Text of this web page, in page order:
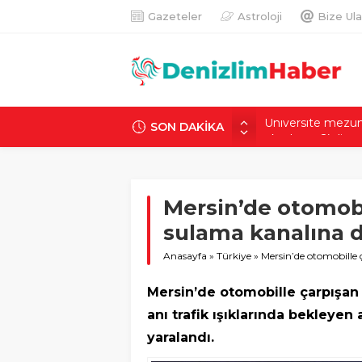
Gazeteler Astroloji Bize
SON DAKİKA
500 tam puan
hap ele geçirildi
Tamir
Güvenlik
okudunuz?’ diyor
Mersin’de
sulama kanalına
Anasayfa » Türkiye » Mersin’de otomobille
Mersin’de otomobille
anı trafik ışıklarında bekleyen
yaralandı.